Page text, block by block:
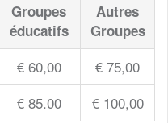
Groupes
éducatifs
Autres
Groupes
€ 60,00
€ 75,00
€ 85.00 € 100,00